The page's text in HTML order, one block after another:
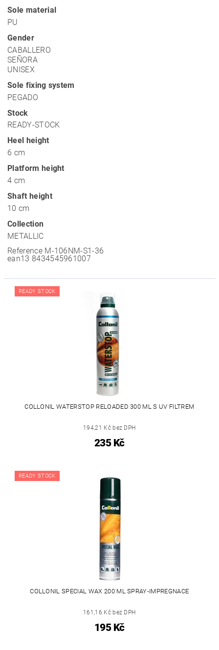
Sole material
PU
Gender
CABALLERO
SEÑORA
UNISEX
Sole fixing system
PEGADO
Stock
READY-STOCK
Heel height
6 cm
Platform height
4 cm
Shaft height
10 cm
Collection
METALLIC
Reference M-106NM-S1-36
ean13 8434545961007
READY STOCK
COLLONIL WATERSTOP RELOADED 300 ML S UV FILTREM
194,21 Kč bez DPH
235 Kč
READY STOCK
COLLONIL SPECIAL WAX 200 ML SPRAY-IMPREGNACE
161,16 Kč bez DPH
195 Kč